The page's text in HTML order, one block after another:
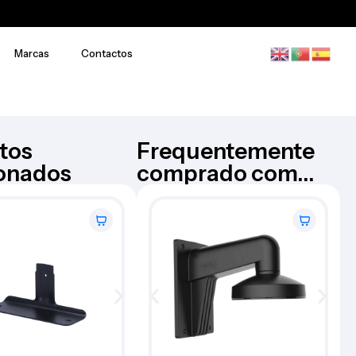
Marcas Contactos
MASTER BATTERY
Upower Bateria recarregavel –
BATT-1218-U
49,82
Frequentemente
comprado com...